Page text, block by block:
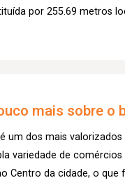
por 255.69 metros
mais sobre o
um dos mais
variedade de
Centro da cidade, o